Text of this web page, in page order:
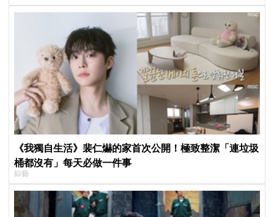
《我獨自生活》裴仁爀的家首次公開！極致整潔「連垃圾
桶都沒有」每天必做一件事
綜藝